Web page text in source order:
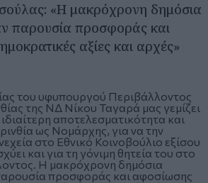
«Η μακρόχρονη δημόσια
παρουσία προσφοράς και
αξίες και αρχές»
του υφυπουργού Περιβάλλοντος
της ΝΔ Νίκου Ταγαρά μας γεμίζει
αποτελεσματικότητα και
ως Νομάρχης, για να την
στο Εθνικό Κοινοβούλιο εξίσου
και για τη γόνιμη θητεία του στο
Η μακρόχρονη δημόσια
προσφοράς και αφοσίωσης